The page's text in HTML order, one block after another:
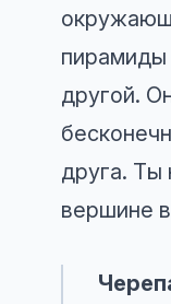
другой.
друга. Ты
вершине